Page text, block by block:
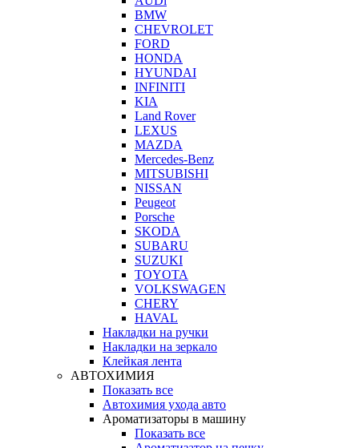
BMW
CHEVROLET
FORD
HONDA
HYUNDAI
INFINITI
KIA
Land Rover
LEXUS
MAZDA
Mercedes-Benz
MITSUBISHI
NISSAN
Peugeot
Porsche
SKODA
SUBARU
SUZUKI
TOYOTA
VOLKSWAGEN
CHERY
HAVAL
Накладки на ручки
Накладки на зеркало
Клейкая лента
АВТОХИМИЯ
Показать все
Автохимия ухода авто
Ароматизаторы в машину
Показать все